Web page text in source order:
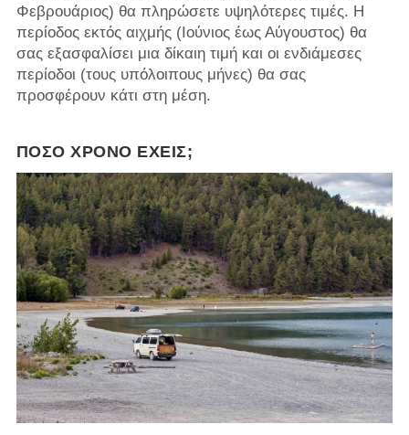
Φεβρουάριος) θα πληρώσετε υψηλότερες τιμές. Η
περίοδος εκτός αιχμής (Ιούνιος έως Αύγουστος) θα
σας εξασφαλίσει μια δίκαιη τιμή και οι ενδιάμεσες
περίοδοι (τους υπόλοιπους μήνες) θα σας
προσφέρουν κάτι στη μέση.
ΠΌΣΟ ΧΡΌΝΟ ΈΧΕΙΣ;